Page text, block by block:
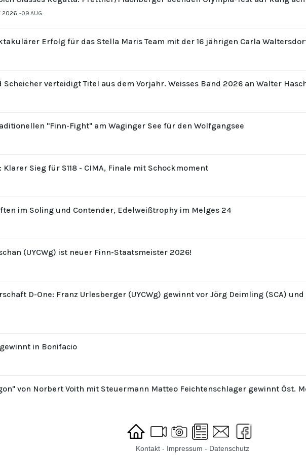
2026 09.AUG.
Erfolg für das Stella Maris Team mit der 16 jährigen Carla
Scheicher verteidigt Titel aus dem Vorjahr. Weisses Band 2026 an Walter
"Finn-Fight" am Waginger See für den Wolfgangsee
Sieg für S118 - CIMA, Finale mit Schockmoment
im Soling und Contender, Edelweißtrophy im Melges 24
(UYCWg) ist neuer Finn-Staatsmeister 2026!
D-One: Franz Urlesberger (UYCWg) gewinnt vor Jörg Deimling (SCA)
gewinnt in Bonifacio
von Norbert Voith mit Steuermann Matteo Feichtenschlager gewinnt Öst.
Kontakt - Impressum - Datenschutz